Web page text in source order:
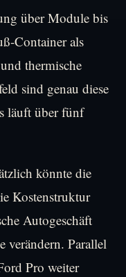
über Module bis
Container als
thermische
sind genau diese
läuft über fünf
könnte die
Kostenstruktur
Autogeschäft
verändern. Parallel
Pro weiter